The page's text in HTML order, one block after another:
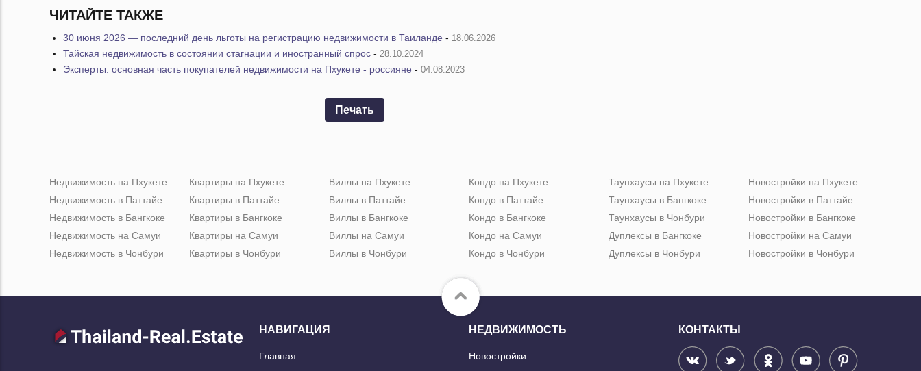
ЧИТАЙТЕ ТАКЖЕ
30 июня 2026 — последний день льготы на регистрацию недвижимости в Таиланде - 18.06.2026
Тайская недвижимость в состоянии стагнации и иностранный спрос - 28.10.2024
Эксперты: основная часть покупателей недвижимости на Пхукете - россияне - 04.08.2023
Печать
Недвижимость на Пхукете
Недвижимость в Паттайе
Недвижимость в Бангкоке
Недвижимость на Самуи
Недвижимость в Чонбури
Квартиры на Пхукете
Квартиры в Паттайе
Квартиры в Бангкоке
Квартиры на Самуи
Квартиры в Чонбури
Виллы на Пхукете
Виллы в Паттайе
Виллы в Бангкоке
Виллы на Самуи
Виллы в Чонбури
Кондо на Пхукете
Кондо в Паттайе
Кондо в Бангкоке
Кондо на Самуи
Кондо в Чонбури
Таунхаусы на Пхукете
Таунхаусы в Бангкоке
Таунхаусы в Чонбури
Дуплексы в Бангкоке
Дуплексы в Чонбури
Новостройки на Пхукете
Новостройки в Паттайе
Новостройки в Бангкоке
Новостройки на Самуи
Новостройки в Чонбури
НАВИГАЦИЯ
Главная
НЕДВИЖИМОСТЬ
Новостройки
КОНТАКТЫ